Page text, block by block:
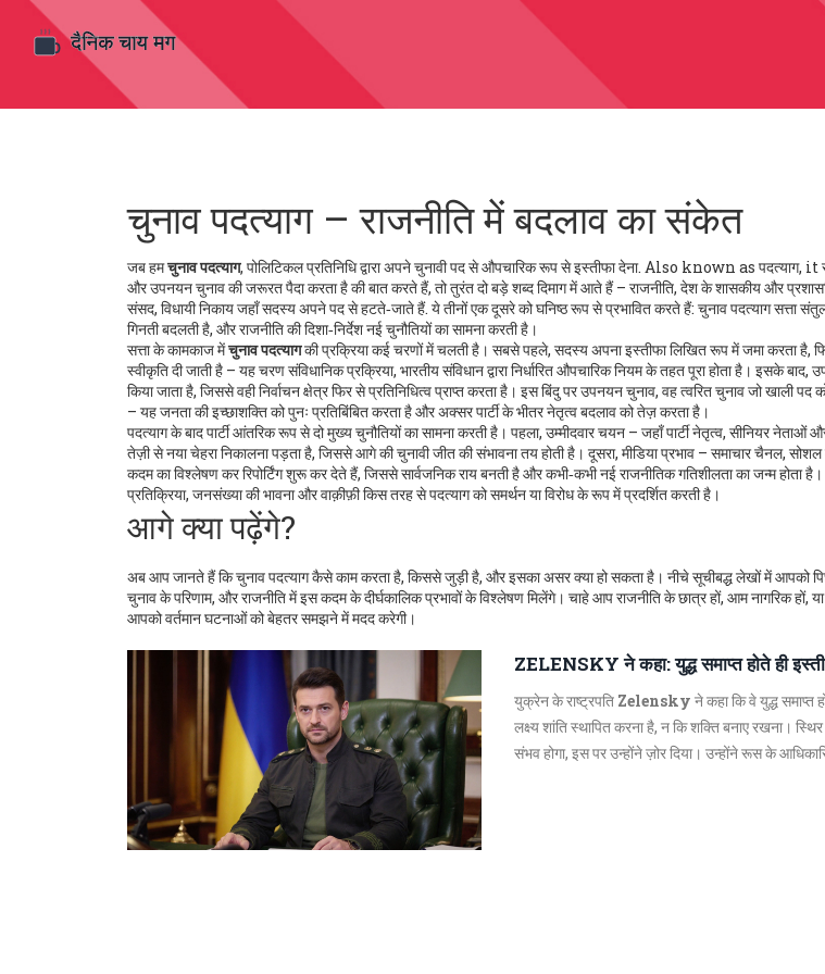
चुनाव पदत्याग – राजनीति में बदलाव का संकेत
जब हमचुनाव पदत्याग, पोलिटिकल प्रतिनिधि द्वारा अपने चुनावी पद से औपचारिक रूप से इस्तीफा देना. Also known as पदत्याग, it
और उपनयन चुनाव की जरूरत पैदा करता हैकी बात करते हैं, तो तुरंत दो बड़े शब्द दिमाग में आते हैं – राजनीति, देश के शासकीय और
संसद, विधायी निकाय जहाँ सदस्य अपने पद से हटते‑जाते हैं. ये तीनों एक दूसरे को घनिष्ठ रूप से प्रभावित करते हैं: चुनाव पदत्याग सत्ता
गिनती बदलती है, और राजनीति की दिशा‑निर्देश नई चुनौतियों का सामना करती है।
सत्ता के कामकाज मेंचुनाव पदत्यागकी प्रक्रिया कई चरणों में चलती है। सबसे पहले, सदस्य अपना इस्तीफा लिखित रूप में जमा करता है, फिर
स्वीकृति दी जाती है – यह चरणसंविधानिक प्रक्रिया, भारतीय संविधान द्वारा निर्धारित औपचारिक नियमके तहत पूरा होता है। इसके बाद,
किया जाता है, जिससे वही निर्वाचन क्षेत्र फिर से प्रतिनिधित्व प्राप्त करता है। इस बिंदु परउपनयन चुनाव, वह त्वरित चुनाव जो खाली पद
– यह जनता की इच्छाशक्ति को पुनः प्रतिबिंबित करता है और अक्सर पार्टी के भीतर नेतृत्व बदलाव को तेज़ करता है।
पदत्याग के बाद पार्टी आंतरिक रूप से दो मुख्य चुनौतियों का सामना करती है। पहला, उम्मीदवार चयन – जहाँपार्टी नेतृत्व, सीनियर नेताओं
तेज़ी से नया चेहरा निकालना पड़ता है, जिससे आगे की चुनावी जीत की संभावना तय होती है। दूसरा, मीडिया प्रभाव – समाचार चैनल,
कदम का विश्लेषण कर रिपोर्टिंग शुरू कर देते हैं, जिससे सार्वजनिक राय बनती है और कभी‑कभी नई राजनीतिक गतिशीलता का जन्म होता है।
प्रतिक्रिया, जनसंख्या की भावना और वाक़ीफ़ीकिस तरह से पदत्याग को समर्थन या विरोध के रूप में प्रदर्शित करती है।
आगे क्या पढ़ेंगे?
अब आप जानते हैं कि चुनाव पदत्याग कैसे काम करता है, किससे जुड़ी है, और इसका असर क्या हो सकता है। नीचे सूचीबद्ध लेखों में आपको
चुनाव के परिणाम, और राजनीति में इस कदम के दीर्घकालिक प्रभावों के विश्लेषण मिलेंगे। चाहे आप राजनीति के छात्र हों, आम नागरिक हों,
आपको वर्तमान घटनाओं को बेहतर समझने में मदद करेगी।
ZELENSKY ने कहा: युद्ध समाप्त होते ही
युक्रेन के राष्ट्रपति Zelensky ने कहा कि वे युद्ध
लक्ष्य शांति स्थापित करना है, न कि शक्ति बनाए रखना। स्थिर
संभव होगा, इस पर उन्होंने ज़ोर दिया। उन्होंने रूस के